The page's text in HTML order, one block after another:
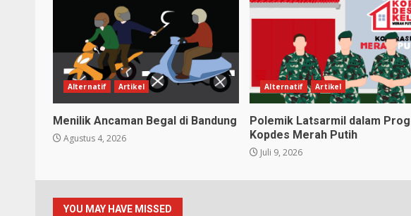
Alternatif Artikel
Menilik Ancaman Begal di Bandung
Agustus 4, 2026
Alternatif Artikel
Polemik Latsarmil dalam
Kopdes Merah Putih
Juli 9, 2026
YOU MAY HAVE MISSED